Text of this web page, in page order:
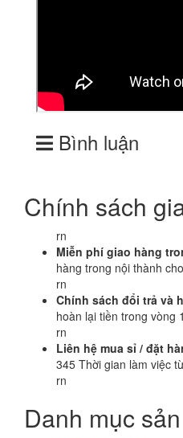
Bình luận
Chính sách
rn
Miễn phí giao hàng
hàng trong nội thành
rn
Chính sách đổi trả và
hoàn lại tiền trong vòng
rn
Liên hệ mua sỉ / đặt
345 Thời gian làm việc
rn
Danh mục